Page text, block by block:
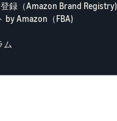
録（Amazon Brand Registry)
by Amazon（FBA)
ム